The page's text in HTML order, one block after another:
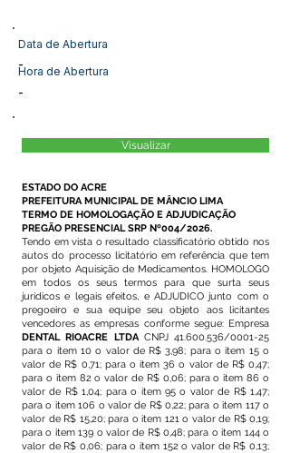
Data de Abertura
-
Hora de Abertura
-
Visualizar
ESTADO DO ACRE
PREFEITURA MUNICIPAL DE MÂNCIO LIMA
TERMO DE HOMOLOGAÇÃO E ADJUDICAÇÃO
PREGÃO PRESENCIAL SRP Nº004/2026.
Tendo em vista o resultado classificatório obtido nos
autos do processo licitatório em referência que tem
por objeto Aquisição de Medicamentos. HOMOLOGO
em todos os seus termos para que surta seus
jurídicos e legais efeitos, e ADJUDICO junto com o
pregoeiro e sua equipe seu objeto aos licitantes
vencedores as empresas conforme segue: Empresa
DENTAL RIOACRE LTDACNPJ 41.600.536/0001-25
para o item 10 o valor de R$ 3,98; para o item 15 o
valor de R$ 0,71; para o item 36 o valor de R$ 0,47;
para o item 82 o valor de R$ 0,06; para o item 86 o
valor de R$ 1,04; para o item 95 o valor de R$ 1,47;
para o item 106 o valor de R$ 0,22; para o item 117 o
valor de R$ 15,20; para o item 121 o valor de R$ 0,19;
para o item 139 o valor de R$ 0,48; para o item 144 o
valor de R$ 0,06; para o item 152 o valor de R$ 0,13;